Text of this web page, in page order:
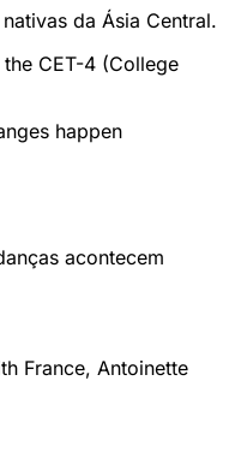
da Ásia Central.
CET-4 (College
happen
acontecem
France, Antoinette